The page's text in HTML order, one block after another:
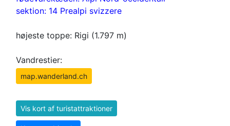
sektion: 14 Prealpi svizzere
højeste toppe: Rigi (1.797 m)
Vandrestier:
map.wanderland.ch
Vis kort af turistattraktioner